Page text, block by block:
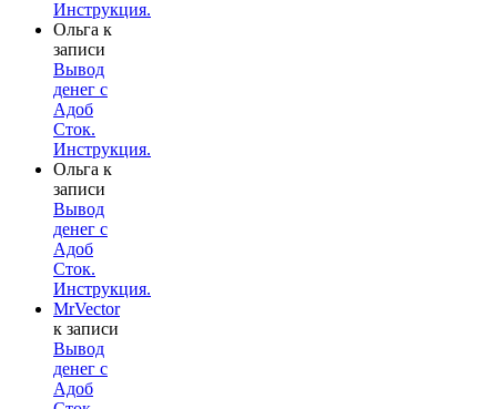
Инструкция.
Ольга к
записи
Вывод
денег с
Адоб
Сток.
Инструкция.
Ольга к
записи
Вывод
денег с
Адоб
Сток.
Инструкция.
MrVector
к записи
Вывод
денег с
Адоб